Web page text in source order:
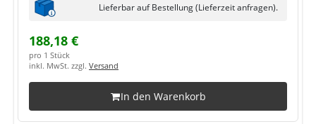
Lieferbar auf Bestellung (Lieferzeit anfragen).
188,18 €
pro 1 Stück
inkl. MwSt. zzgl. Versand
In den Warenkorb